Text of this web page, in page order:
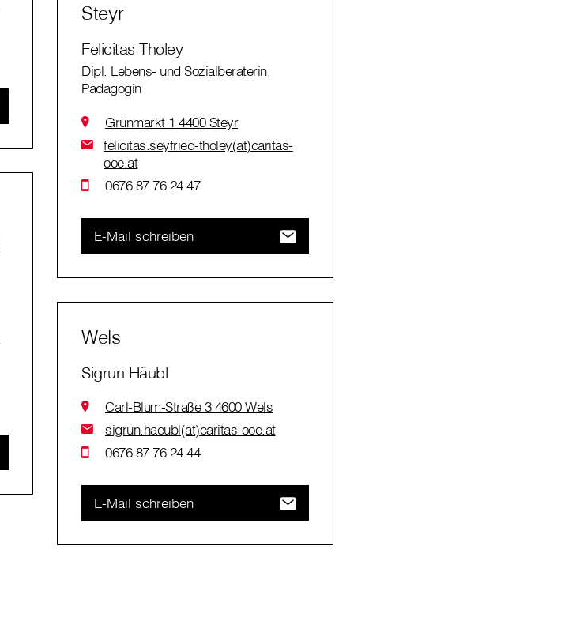
Steyr
Felicitas Tholey
Dipl. Lebens- und Sozialberaterin,
Pädagogin
Grünmarkt 1 4400 Steyr
felicitas.seyfried-tholey(at)caritas-
ooe.at
0676 87 76 24 47
E-Mail schreiben
Wels
Sigrun Häubl
Carl-Blum-Straße 3 4600 Wels
sigrun.haeubl(at)caritas-ooe.at
0676 87 76 24 44
E-Mail schreiben